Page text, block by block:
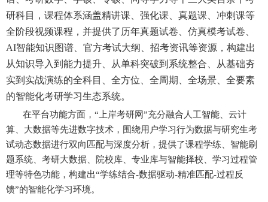
研科目，课程体系涵盖精讲课、强化课、真题课、冲刺课等
全阶段视频课程，并提供了历年真题试卷、仿真模考试卷、
AI智能知识图谱、官方考试大纲、招考资讯等资源，构建出
从知识导入到能力提升、从单科突破到系统整合、从基础夯
实到实战演练的全科目、全方位、全周期、全场景、全要素
的智能化考研学习生态系统。
在平台功能方面，“上岸考研网”充分融合人工智能、云计
算、大数据等先进数字技术，围绕用户学习行为数据与研究生考
试动态数据进行双向匹配与深度分析，提供了课程学练、智能刷
题系统、考研大数据、院校库、专业库与智能择校、学习过程管
理等特色功能，构建出“学练结合-数据驱动-精准匹配-过程反
馈”的智能化学习环境。